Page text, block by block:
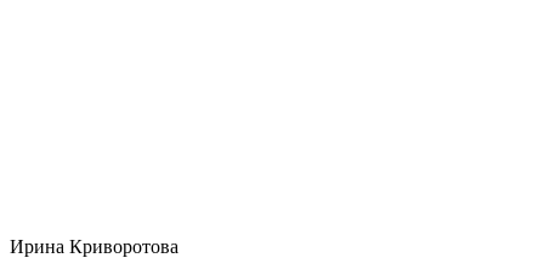
Ирина Криворотова